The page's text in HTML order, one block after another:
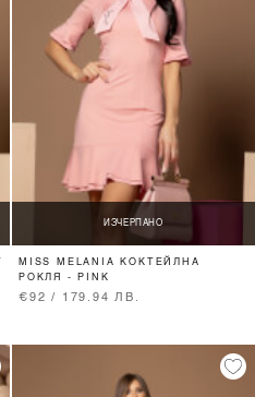
ИЗЧЕРПАНО
MISS MELANIA КОКТЕЙЛНА
РОКЛЯ - PINK
€92 / 179.94 ЛВ.